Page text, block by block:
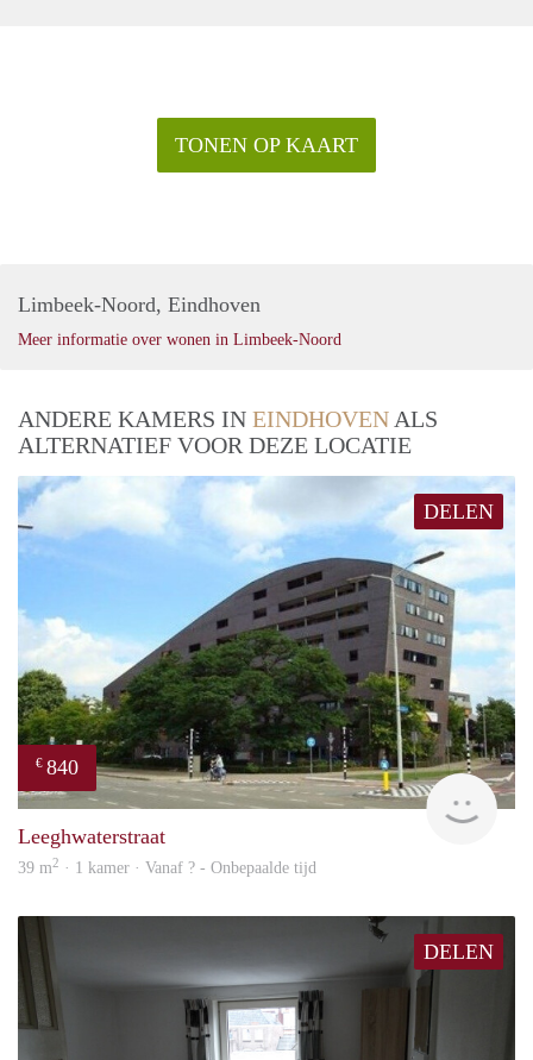
TONEN OP KAART
Limbeek-Noord, Eindhoven
Meer informatie over wonen in Limbeek-Noord
ANDERE KAMERS IN EINDHOVEN ALS
ALTERNATIEF VOOR DEZE LOCATIE
DELEN
€ 840
rent
Leeghwaterstraat
39 m2 · 1 kamer · Vanaf ? - Onbepaalde tijd
DELEN